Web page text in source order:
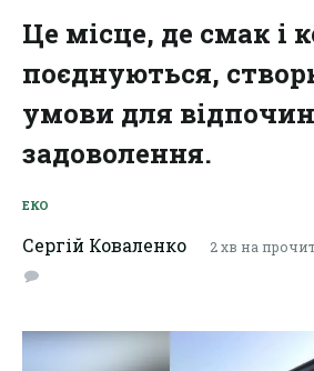
Це місце, де смак і
поєднуються,
умови для
задоволення.
ЕКО
Сергій Коваленко 2 хв на